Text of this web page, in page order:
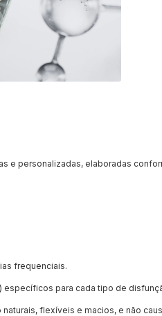
e personalizadas, elaboradas
frequenciais.
para cada tipo de
flexíveis e macios, e não